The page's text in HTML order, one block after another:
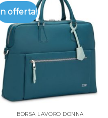
In offerta!
BORSA LAVORO DONNA